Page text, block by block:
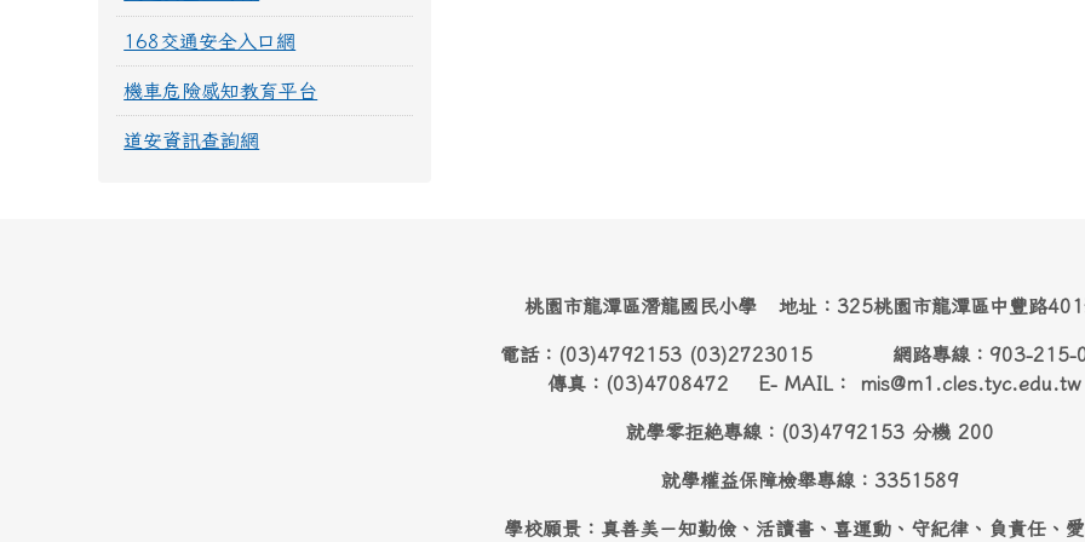
168交通安全入口網
機車危險感知教育平台
道安資訊查詢網
桃園市龍潭區潛龍國民小學 地址：325桃園市龍潭區中豐路
電話：(03)4792153 (03)2723015 網路專線：903-215-
傳真：(03)4708472 E- MAIL： mis@m1.cles.tyc.edu.tw
就學零拒絶專線：(03)4792153 分機 200
就學權益保障檢舉專線：3351589
學校願景：真善美－知勤儉、活讀書、喜運動、守紀律、負責任、